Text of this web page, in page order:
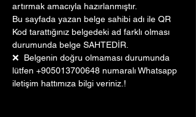
artırmak amacıyla hazırlanmıştır.
Bu sayfada yazan belge sahibi adı ile QR
Kod tarattığınız belgedeki ad farklı olması
durumunda belge SAHTEDİR.
❌  Belgenin doğru olmaması durumunda
lütfen +905013700648 numaralı Whatsapp
iletişim hattımıza bilgi veriniz.!